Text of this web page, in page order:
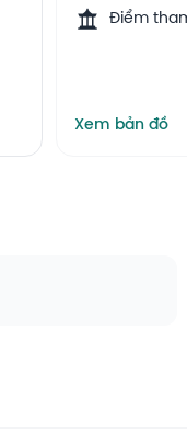
TP Cần
Điểm
Xem bản đồ